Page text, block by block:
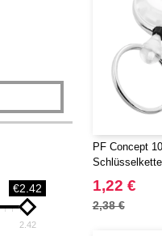
€2.42
2.42
PF Concept
1,22 €
2,38 €